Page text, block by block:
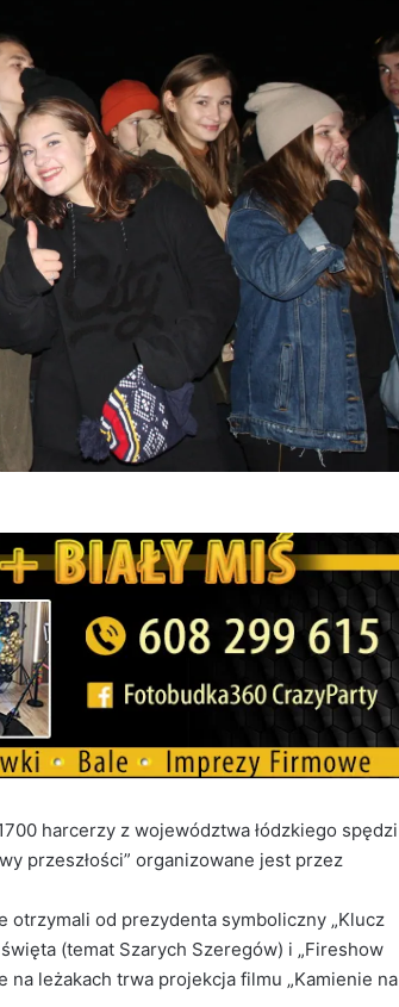
harcerzy z województwa łódzkiego spędzi
przeszłości” organizowane jest przez
otrzymali od prezydenta symboliczny „Klucz
(temat Szarych Szeregów) i „Fireshow
leżakach trwa projekcja filmu „Kamienie na